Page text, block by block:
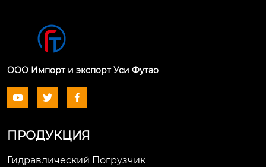
ООО Импорт и экспорт Уси Футао
  
ПРОДУКЦИЯ
Гидравлический Погрузчик